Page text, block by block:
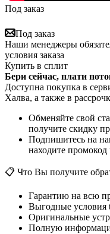
Под заказ
Под заказ
Наши менеджеры
условия заказа
Купить в сплит
Бери сейчас, плати
Доступна покупка в
Халва, а также в
Обменяйте свой
получите скидку
Подпишитесь на
находите
📋 Что Вы получите
Гарантию на всю
Выгодные условия
Оригинальные
Полную